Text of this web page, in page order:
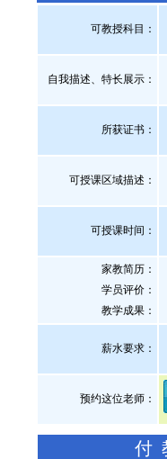
可教授科目：
自我描述、特长展示 ：
所获证书 ：
可授课区域描述：
可授课时间：
家教简历：
学员评价：
教学成果：
薪水要求：
预约这位老师：
付